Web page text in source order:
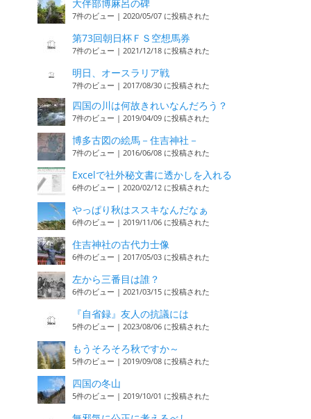
大伴部博麻呂の碑
7件のビュー | 2020/05/07 に投稿された
第73回朝日杯ＦＳ空想馬券
7件のビュー | 2021/12/18 に投稿された
明日、オースラリア戦
7件のビュー | 2017/08/30 に投稿された
四国の川は何故きれいなんだろう？
7件のビュー | 2019/04/09 に投稿された
博多古図の絵馬－住吉神社－
7件のビュー | 2016/06/08 に投稿された
Excelで社外秘文書に透かしを入れる
6件のビュー | 2020/02/12 に投稿された
やっぱり秋はススキなんだなぁ
6件のビュー | 2019/11/06 に投稿された
住吉神社の古代力士像
6件のビュー | 2017/05/03 に投稿された
左から三番目は誰？
6件のビュー | 2021/03/15 に投稿された
『自省録』友人の抗議には
5件のビュー | 2023/08/06 に投稿された
もうそろそろ秋ですか～
5件のビュー | 2019/09/08 に投稿された
四国の冬山
5件のビュー | 2019/10/01 に投稿された